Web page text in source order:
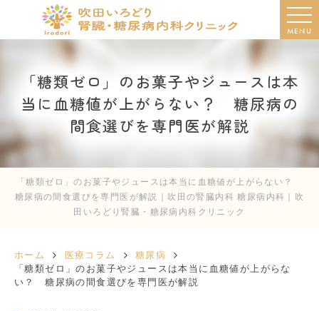
MENU
「糖類ゼロ」のお菓子やジュースは本
当に血糖値が上がらない？ 糖尿病の
間食選びを専門医が解説
「糖類ゼロ」のお菓子やジュースは本当に血糖値が上がらない？
糖尿病の間食選びを専門医が解説｜吹田の腎臓内科 糖尿病内科｜吹
田いろどり腎臓・糖尿病内科クリニック
ホーム 医療コラム
糖尿病
「糖類ゼロ」のお菓子やジュースは本当に血糖値が上がらな
い？ 糖尿病の間食選びを専門医が解説